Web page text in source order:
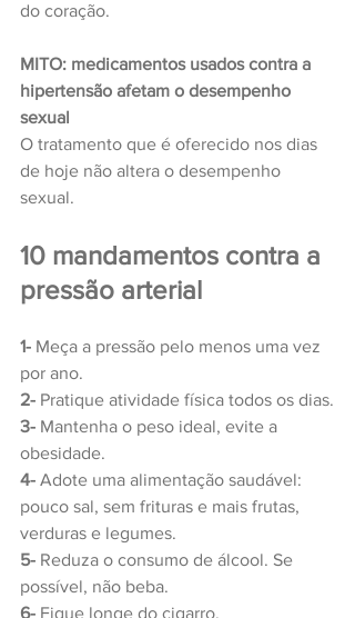
do coração.
MITO: medicamentos usados contra a
hipertensão afetam o desempenho
sexual
O tratamento que é oferecido nos dias
de hoje não altera o desempenho
sexual.
10 mandamentos contra a
pressão arterial
1- Meça a pressão pelo menos uma vez
por ano.
2- Pratique atividade física todos os dias.
3- Mantenha o peso ideal, evite a
obesidade.
4- Adote uma alimentação saudável:
pouco sal, sem frituras e mais frutas,
verduras e legumes.
5- Reduza o consumo de álcool. Se
possível, não beba.
6- Fique longe do cigarro.